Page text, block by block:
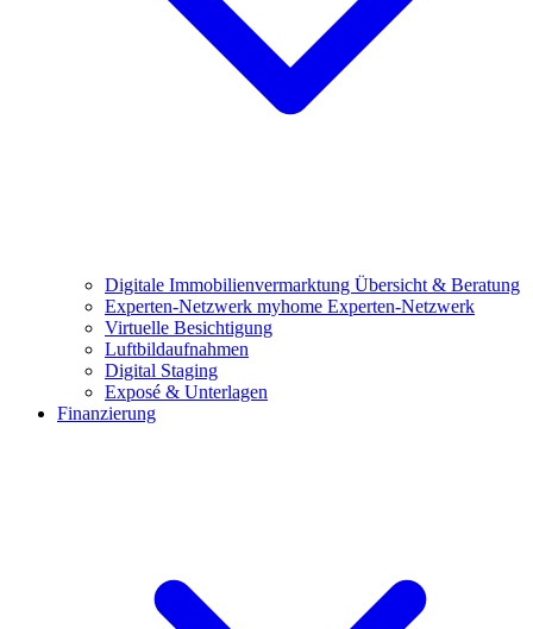
Digitale Immobilienvermarktung Übersicht & Beratung
Experten-Netzwerk myhome Experten-Netzwerk
Virtuelle Besichtigung
Luftbildaufnahmen
Digital Staging
Exposé & Unterlagen
Finanzierung